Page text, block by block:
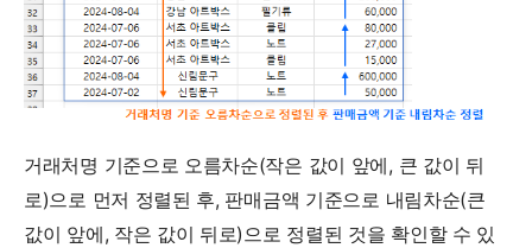
거래처명 기준으로 오름차순(작은 값이 앞에, 큰 값이 뒤
로)으로 먼저 정렬된 후, 판매금액 기준으로 내림차순(큰
값이 앞에, 작은 값이 뒤로)으로 정렬된 것을 확인할 수 있